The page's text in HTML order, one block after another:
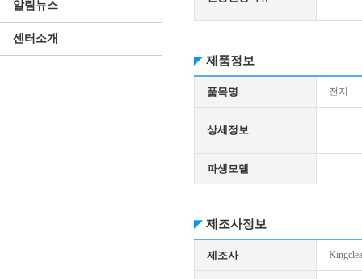
알림뉴스
센터소개
제품정보
품목명 전지
상세정보
파생모델
제조사정보
제조사